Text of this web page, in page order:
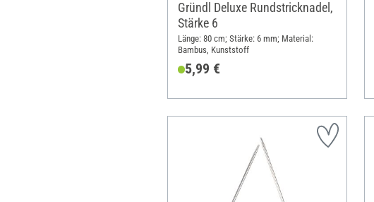
Gründl Deluxe Rundstricknadel,
Stärke 6
Länge: 80 cm; Stärke: 6 mm; Material:
Bambus, Kunststoff
5,99 €